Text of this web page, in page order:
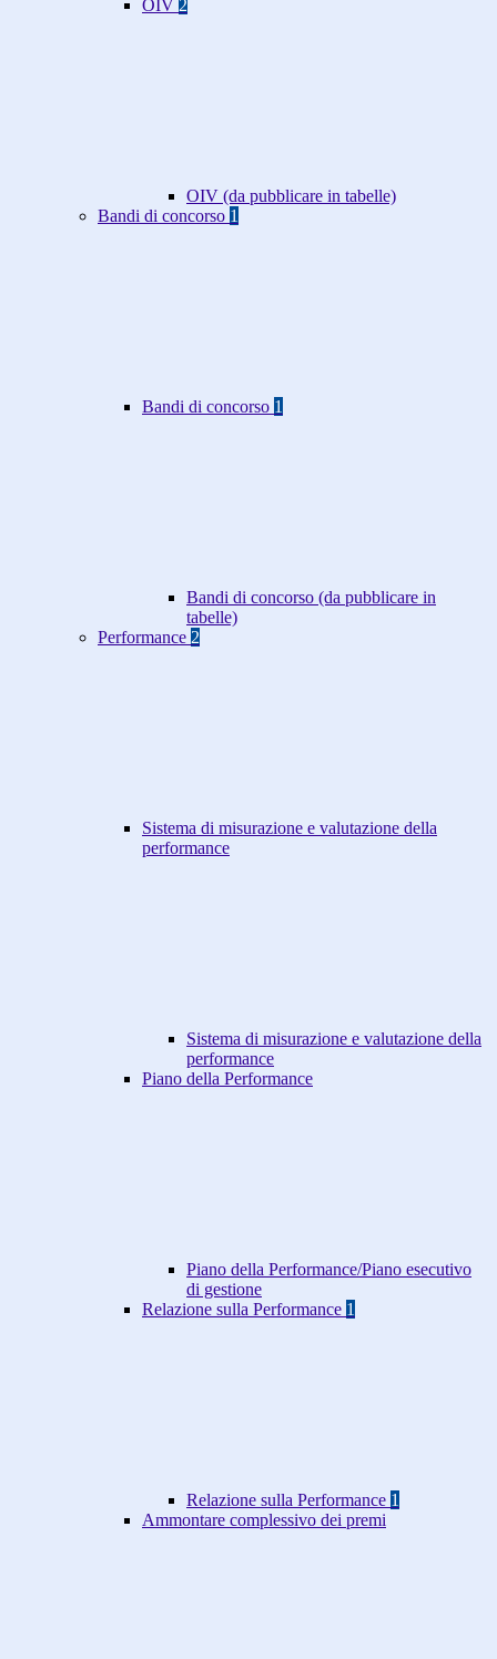
OIV 2
OIV (da pubblicare in tabelle)
Bandi di concorso 1
Bandi di concorso 1
Bandi di concorso (da pubblicare in
tabelle)
Performance 2
Sistema di misurazione e valutazione della
performance
Sistema di misurazione e valutazione della
performance
Piano della Performance
Piano della Performance/Piano esecutivo
di gestione
Relazione sulla Performance 1
Relazione sulla Performance 1
Ammontare complessivo dei premi